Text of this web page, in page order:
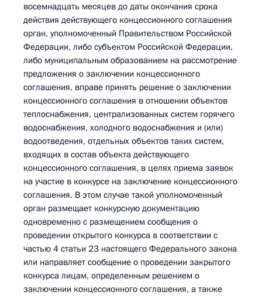
восемнадцать месяцев до даты окончания срока
действия действующего концессионного соглашения
орган, уполномоченный Правительством Российской
Федерации, либо субъектом Российской Федерации,
либо муниципальным образованием на рассмотрение
предложения о заключении концессионного
соглашения, вправе принять решение о заключении
концессионного соглашения в отношении объектов
теплоснабжения, централизованных систем горячего
водоснабжения, холодного водоснабжения и (или)
водоотведения, отдельных объектов таких систем,
входящих в состав объекта действующего
концессионного соглашения, в целях приема заявок
на участие в конкурсе на заключение концессионного
соглашения. В этом случае такой уполномоченный
орган размещает конкурсную документацию
одновременно с размещением сообщения о
проведении открытого конкурса в соответствии с
частью 4 статьи 23 настоящего Федерального закона
или направляет сообщение о проведении закрытого
конкурса лицам, определенным решением о
заключении концессионного соглашения, а также